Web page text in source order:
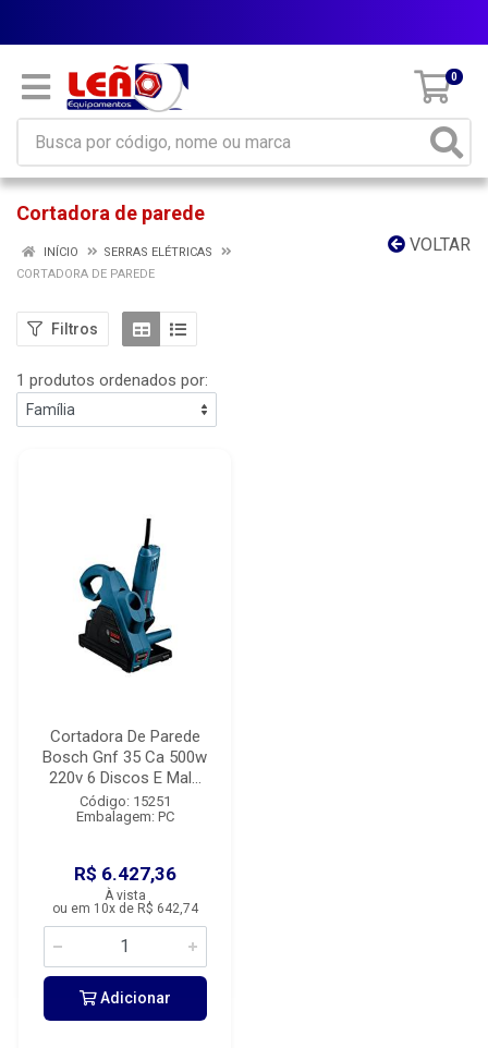
0
Cortadora de parede
VOLTAR
INÍCIO
SERRAS ELÉTRICAS
CORTADORA DE PAREDE
Filtros
1 produtos ordenados por:
Cortadora De Parede
Bosch Gnf 35 Ca 500w
220v 6 Discos E Mal...
Código: 15251
Embalagem: PC
R$ 6.427,36
À vista
ou em 10x de R$ 642,74
Adicionar